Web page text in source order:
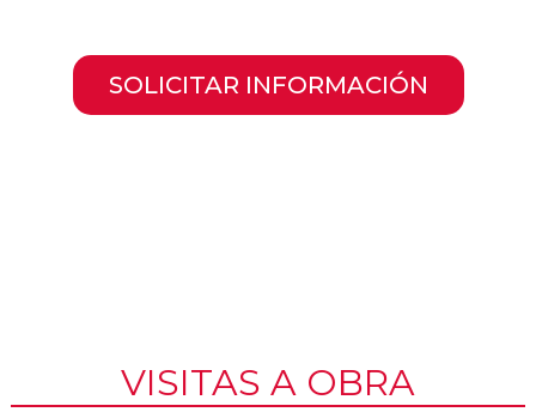
SOLICITAR INFORMACIÓN
VISITAS A OBRA